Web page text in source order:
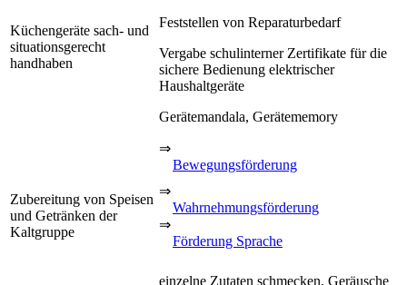
Küchengeräte sach- und
situationsgerecht
handhaben
Feststellen von Reparaturbedarf
Vergabe schulinterner Zertifikate für die
sichere Bedienung elektrischer
Haushaltgeräte
Gerätemandala, Gerätememory
⇒
Bewegungsförderung
Zubereitung von Speisen
und Getränken der
Kaltgruppe
⇒
Wahrnehmungsförderung
⇒
Förderung Sprache
einzelne Zutaten schmecken, Geräusche